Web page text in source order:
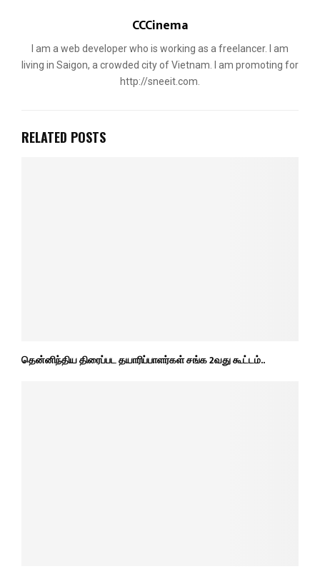
CCCinema
I am a web developer who is working as a freelancer. I am
living in Saigon, a crowded city of Vietnam. I am promoting for
http://sneeit.com.
RELATED POSTS
தென்னிந்திய திரைப்பட தயாரிப்பாளர்கள் சங்க 2வது கூட்டம்..